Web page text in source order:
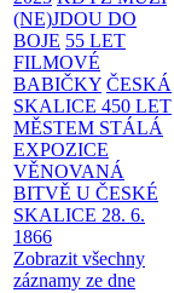
(NE)JDOU DO
BOJE 55 LET
FILMOVÉ
BABIČKY ČESKÁ
SKALICE 450 LET
MĚSTEM STÁLÁ
EXPOZICE
VĚNOVANÁ
BITVĚ U ČESKÉ
SKALICE 28. 6.
1866
Zobrazit všechny
záznamy ze dne